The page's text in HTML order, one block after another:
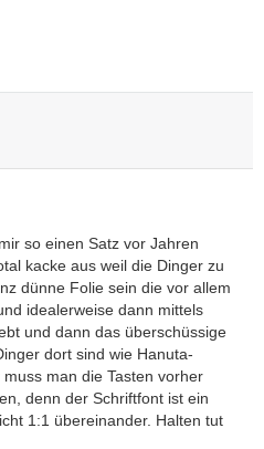
so einen Satz vor Jahren
kacke aus weil die Dinger zu
dünne Folie sein die vor allem
idealerweise dann mittels
und dann das überschüssige
dort sind wie Hanuta-
man die Tasten vorher
denn der Schriftfont ist ein
1:1 übereinander. Halten tut